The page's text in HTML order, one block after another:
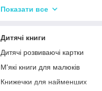
Іграшки з музичними ефектами
Машинки іграшкові для дітей
Дитяче кермо
Іграшка Неваляшка
Каталки з ручкою і на мотузочці
Показати все
Дитячі книги
Дитячі розвиваючі картки
М'які книги для малюків
Книжечки для найменших